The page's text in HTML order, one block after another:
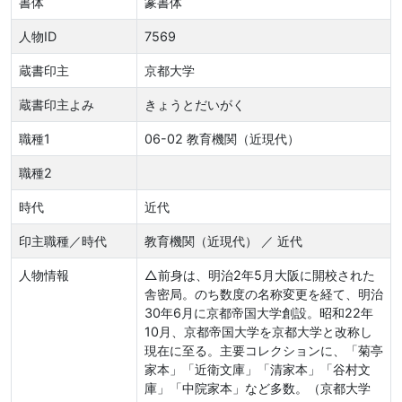
人物ID 7569
蔵書印主 京都大学
蔵書印主よみ きょうとだいがく
職種1 06-02 教育機関（近現代）
職種2
時代 近代
印主職種／時代 教育機関（近現代） ／ 近代
人物情報
△前身は、明治2年5月大阪に開校された
舎密局。のち数度の名称変更を経て、明治
30年6月に京都帝国大学創設。昭和22年
10月、京都帝国大学を京都大学と改称し
現在に至る。主要コレクションに、「菊亭
家本」「近衛文庫」「清家本」「谷村文
庫」「中院家本」など多数。（京都大学